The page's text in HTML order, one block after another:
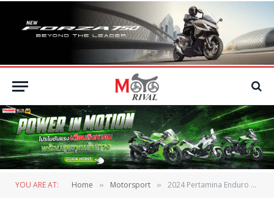
YOU ARE AT: Home » Motorsport » 2024 Pertamina Enduro VR46 Team รอบนี้ ขอเจ็บจี๊ดสดใสกว่าเคย กับนักบิดคู่หูใหม่